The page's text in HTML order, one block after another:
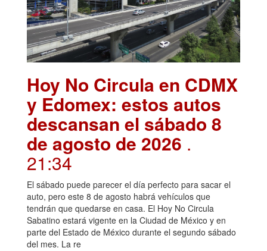
Hoy No Circula en CDMX
y Edomex: estos autos
descansan el sábado 8
de agosto de 2026 .
21:34
El sábado puede parecer el día perfecto para sacar el
auto, pero este 8 de agosto habrá vehículos que
tendrán que quedarse en casa. El Hoy No Circula
Sabatino estará vigente en la Ciudad de México y en
parte del Estado de México durante el segundo sábado
del mes. La re